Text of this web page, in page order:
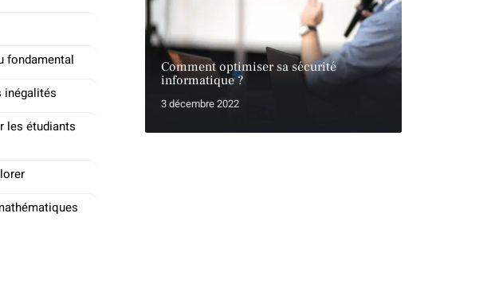
fondamental
inégalités
les étudiants
Comment optimiser sa sécurité
informatique ?
3 décembre 2022